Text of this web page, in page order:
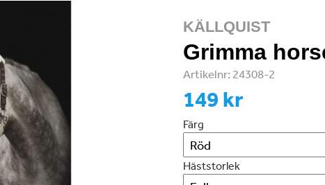
KÄLLQUIST
Grimma
Artikelnr: 24308-2
149 kr
Färg
Häststorlek